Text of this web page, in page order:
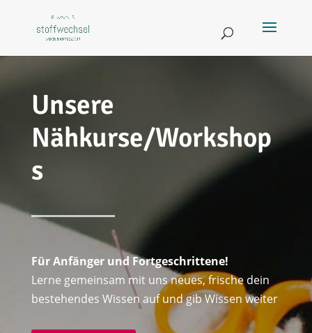
Unsere
Nähkurse/Workshop
s
Für Anfänger und Fortgeschrittene!
Lerne gemeinsam mit uns neues, frische dein
bestehendes Wissen auf und gib Wissen weiter